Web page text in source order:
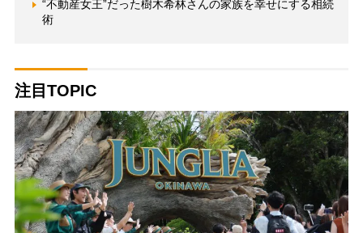
“不動産女王”だった樹木希林さんの家族を幸せにする相続
術
注目TOPIC